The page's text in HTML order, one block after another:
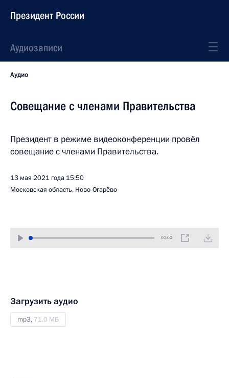
Президент России
Аудиозаписи
Аудио
Совещание с членами Правительства
Президент в режиме видеоконференции провёл
совещание с членами Правительства.
13 мая 2021 года 15:50
Московская область, Ново-Огарёво
00:00
Загрузить аудио
mp3, 71.0 МБ